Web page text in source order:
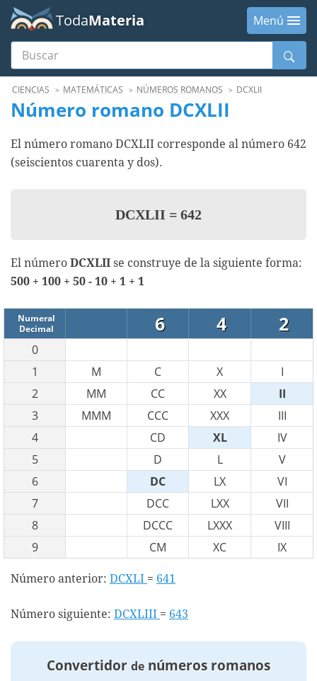
TodaMateria
Menú
Buscar
MenúCIENCIAS MATEMÁTICAS NÚMEROS ROMANOS DCXLII
Número romano DCXLII
El número romano DCXLII corresponde al número 642
(seiscientos cuarenta y dos).
DCXLII = 642
El número DCXLII se construye de la siguiente forma:
500 + 100 + 50 - 10 + 1 + 1
Numeral
Decimal
6 4 2
0
1
M C X
I
2
MM CC XX
II
3
MMM CCC XXX
III
4
CD XL
IV
5
D L
V
6
DC LX
VI
7
DCC LXX
VII
8
DCCC LXXX
VIII
9
CM XC IX
Número anterior: DCXLI = 641
Número siguiente: DCXLIII = 643
Convertidor de números romanos